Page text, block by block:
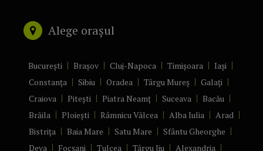
Alege orașul
București Brașov Cluj-Napoca Timișoara
Iași
Constanța
Sibiu Oradea Târgu Mureș
Galați
Craiova
Pitești Piatra Neamț Suceava
Bacău
Brăila
Ploiești Râmnicu Vâlcea Alba Iulia
Arad
Bistrița
Baia Mare Satu Mare
Sfântu Gheorghe
Deva
Focșani Tulcea Târgu Jiu
Alexandria